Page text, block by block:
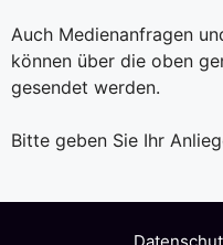
Auch Medienanfragen
können über die oben
gesendet werden.
Bitte geben Sie Ihr